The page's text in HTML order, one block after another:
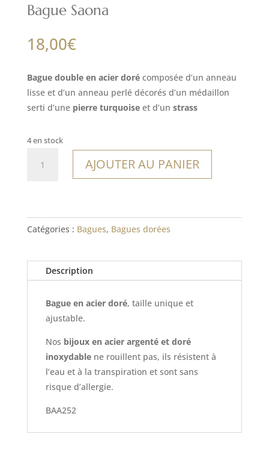
Bague Saona
18,00€
Bague double en acier dorécomposée d’un anneau
lisse et d’un anneau perlé décorés d’un médaillon
serti d’une pierre turquoiseet d’un strass
4 en stock
AJOUTER AU PANIER
Catégories : Bagues, Bagues dorées
Description
Bague en acier doré, taille unique et
ajustable.
Nos bijoux en acier argenté et doré
inoxydablene rouillent pas, ils résistent à
l’eau et à la transpiration et sont sans
risque d’allergie.
BAA252